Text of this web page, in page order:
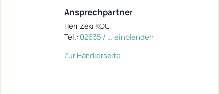
Ansprechpartner
Herr Zeki KOC
Tel.: 02635 / ... einblenden
Zur Händlerseite